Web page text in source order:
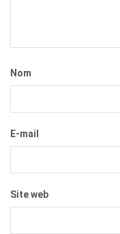
Nom
E-mail
Site web